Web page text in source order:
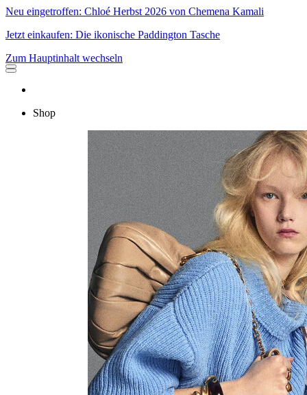
Neu eingetroffen: Chloé Herbst 2026 von Chemena Kamali
Jetzt einkaufen: Die ikonische Paddington Tasche
Zum Hauptinhalt wechseln
Shop